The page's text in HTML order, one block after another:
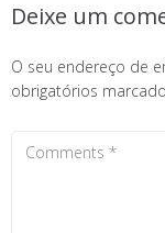
Deixe um
O seu endereço de
obrigatórios